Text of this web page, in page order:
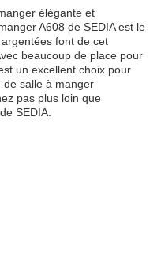
élégante et
A608 de SEDIA est le
font de cet
beaucoup de place pour
un excellent choix pour
de salle à manger
pas plus loin que
SEDIA.